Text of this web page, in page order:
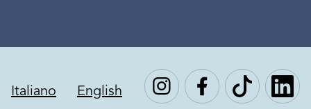
Italiano English